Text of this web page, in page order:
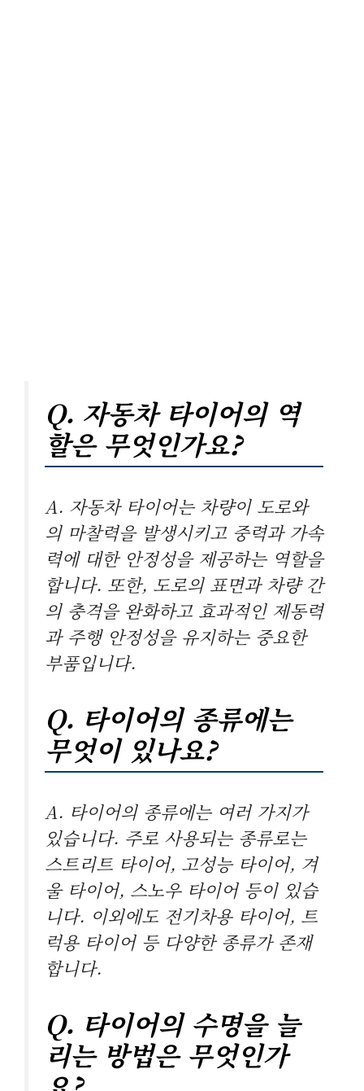
Q. 자동차 타이어의 역
할은 무엇인가요?
A. 자동차 타이어는 차량이 도로와
의 마찰력을 발생시키고 중력과 가속
력에 대한 안정성을 제공하는 역할을
합니다. 또한, 도로의 표면과 차량 간
의 충격을 완화하고 효과적인 제동력
과 주행 안정성을 유지하는 중요한
부품입니다.
Q. 타이어의 종류에는
무엇이 있나요?
A. 타이어의 종류에는 여러 가지가
있습니다. 주로 사용되는 종류로는
스트리트 타이어, 고성능 타이어, 겨
울 타이어, 스노우 타이어 등이 있습
니다. 이외에도 전기차용 타이어, 트
럭용 타이어 등 다양한 종류가 존재
합니다.
Q. 타이어의 수명을 늘
리는 방법은 무엇인가